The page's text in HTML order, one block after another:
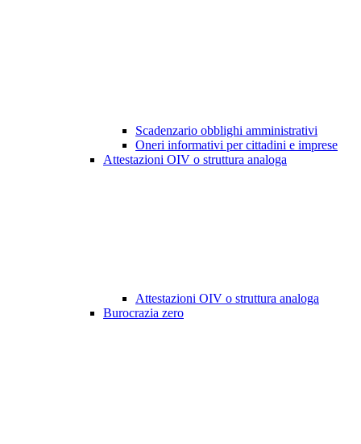
Scadenzario obblighi amministrativi
Oneri informativi per cittadini e imprese
Attestazioni OIV o struttura analoga
Attestazioni OIV o struttura analoga
Burocrazia zero